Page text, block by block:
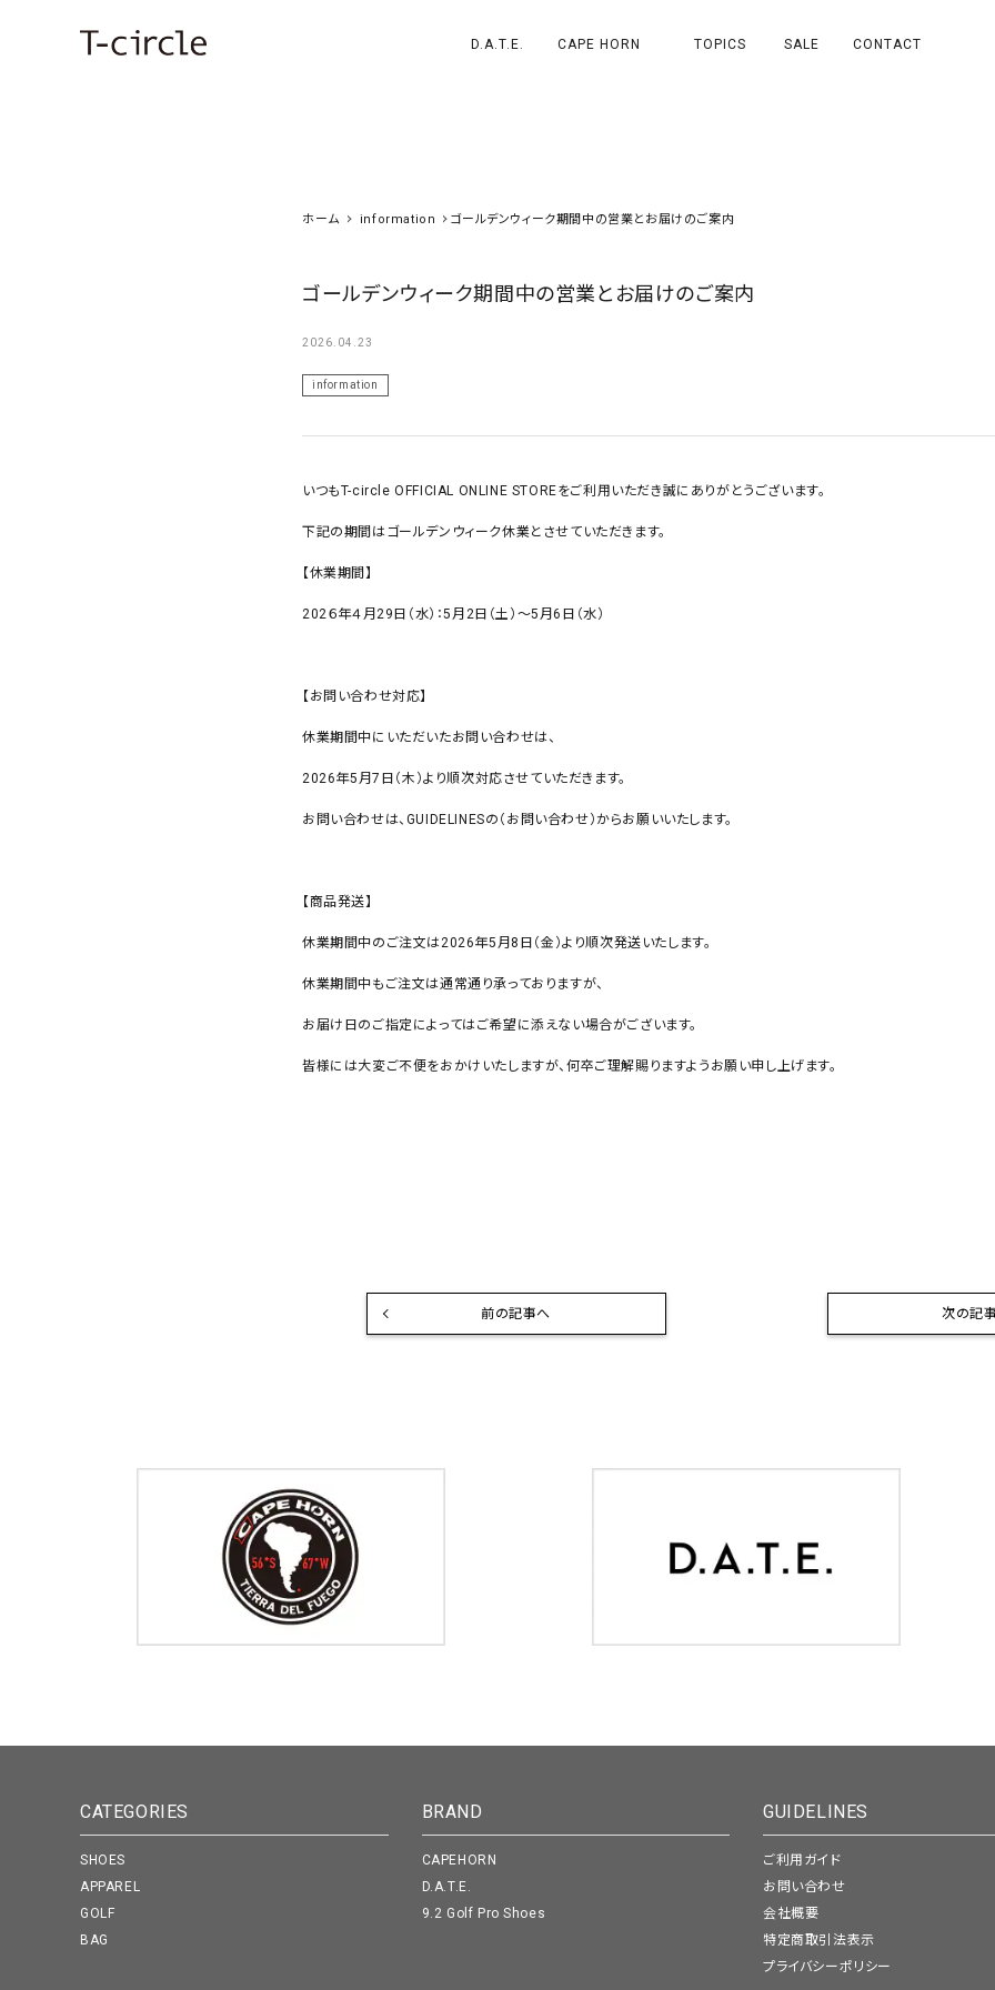
D.A.T.E. CAPE HORN TOPICS SALE CONTACT
ホーム information ゴールデンウィーク期間中の営業とお届けのご案内
ゴールデンウィーク期間中の営業とお届けのご案内
2026.04.23
information
いつもT-circle OFFICIAL ONLINE STOREをご利用いただき誠にありがとうございます。
下記の期間はゴールデンウィーク休業とさせていただきます。
【休業期間】
202６年４月29日（水）：5月2日（土）～5月6日（水）
【お問い合わせ対応】
休業期間中にいただいたお問い合わせは、
2026年5月7日（木）より順次対応させていただきます。
お問い合わせは、GUIDELINESの（お問い合わせ）からお願いいたします。
【商品発送】
休業期間中のご注文は2026年5月8日（金）より順次発送いたします。
休業期間中もご注文は通常通り承っておりますが、
お届け日のご指定によってはご希望に添えない場合がございます。
皆様には大変ご不便をおかけいたしますが、何卒ご理解賜りますようお願い申し上げます。
前の記事へ 次の記
CATEGORIES
SHOES
APPAREL
GOLF
BAG
BRAND
CAPEHORN
D.A.T.E.
9.2 Golf Pro Shoes
GUIDELINES
ご利用ガイド
お問い合わせ
会社概要
特定商取引法表示
プライバシーポリシー